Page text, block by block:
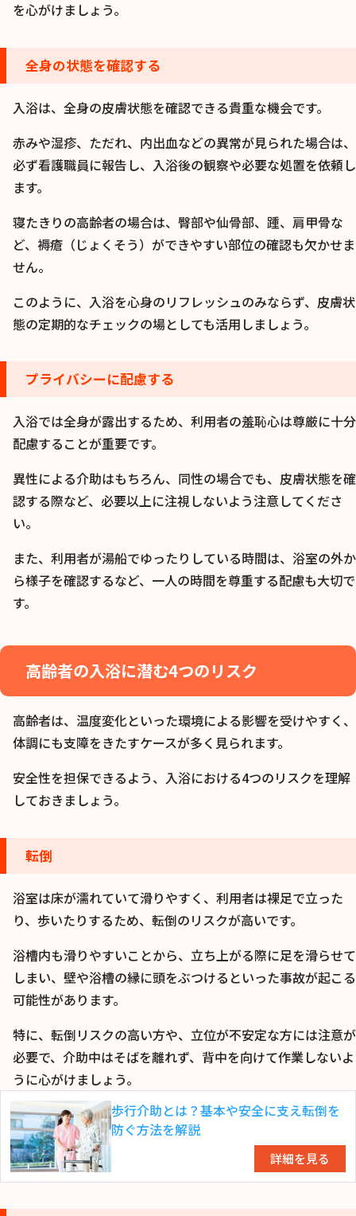
を心がけましょう。
全身の状態を確認する
入浴は、全身の皮膚状態を確認できる貴重な機会です。
赤みや湿疹、ただれ、内出血などの異常が見られた場合は、
必ず看護職員に報告し、入浴後の観察や必要な処置を依頼し
ます。
寝たきりの高齢者の場合は、臀部や仙骨部、踵、肩甲骨な
ど、褥瘡（じょくそう）ができやすい部位の確認も欠かせま
せん。
このように、入浴を心身のリフレッシュのみならず、皮膚状
態の定期的なチェックの場としても活用しましょう。
プライバシーに配慮する
入浴では全身が露出するため、利用者の羞恥心は尊厳に十分
配慮することが重要です。
異性による介助はもちろん、同性の場合でも、皮膚状態を確
認する際など、必要以上に注視しないよう注意してくださ
い。
また、利用者が湯船でゆったりしている時間は、浴室の外か
ら様子を確認するなど、一人の時間を尊重する配慮も大切で
す。
高齢者の入浴に潜む4つのリスク
高齢者は、温度変化といった環境による影響を受けやすく、
体調にも支障をきたすケースが多く見られます。
安全性を担保できるよう、入浴における4つのリスクを理解
しておきましょう。
転倒
浴室は床が濡れていて滑りやすく、利用者は裸足で立った
り、歩いたりするため、転倒のリスクが高いです。
浴槽内も滑りやすいことから、立ち上がる際に足を滑らせて
しまい、壁や浴槽の縁に頭をぶつけるといった事故が起こる
可能性があります。
特に、転倒リスクの高い方や、立位が不安定な方には注意が
必要で、介助中はそばを離れず、背中を向けて作業しないよ
うに心がけましょう。
歩行介助とは？基本や安全に支え転倒を
防ぐ方法を解説
詳細を見る